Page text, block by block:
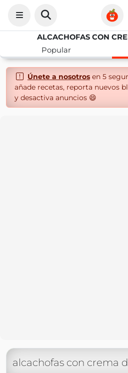
Popular
Únete a nosotrosen 5
añade recetas, reporta nuevos
y desactiva anuncios 😄
alcachofas con crema